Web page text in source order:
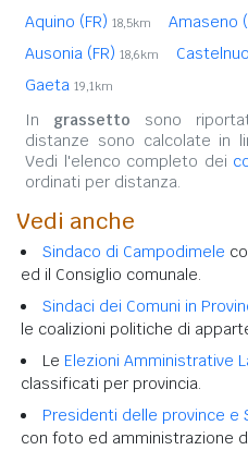
Aquino (FR) 18,5km Amaseno
Ausonia (FR) 18,6km
Gaeta 19,1km
In grassetto sono
distanze sono calcolate in
Vedi l'elenco completo dei
ordinati per distanza.
Vedi anche
Sindaco di Campodimele
ed il Consiglio comunale.
Sindaci dei Comuni in
le coalizioni politiche di
Le Elezioni Amministrative
classificati per provincia.
Presidenti delle province e
con foto ed amministrazione